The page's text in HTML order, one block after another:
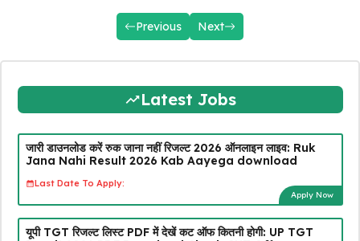
Previous Next
Latest Jobs
जारी डाउनलोड करें रुक जाना नहीं रिजल्ट 2026 ऑनलाइन लाइव: Ruk
Jana Nahi Result 2026 Kab Aayega download
Last Date To Apply:
Apply Now
यूपी TGT रिजल्ट लिस्ट PDF में देखें कट ऑफ कितनी होगी: UP TGT